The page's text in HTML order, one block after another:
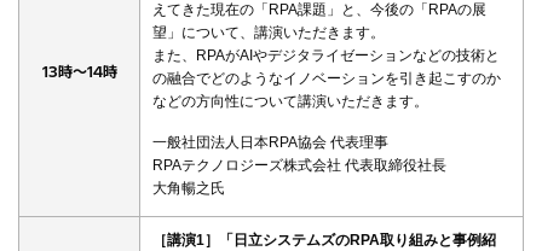
13時～14時
えてきた現在の「RPA課題」と、今後の「RPAの展
望」について、講演いただきます。
また、RPAがAIやデジタライゼーションなどの技術と
の融合でどのようなイノベーションを引き起こすのか
などの方向性について講演いただきます。
一般社団法人日本RPA協会 代表理事
RPAテクノロジーズ株式会社 代表取締役社長
大角暢之氏
［講演1］「日立システムズのRPA取り組みと事例紹